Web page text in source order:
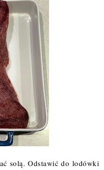
solą. Odstawić do lodówki